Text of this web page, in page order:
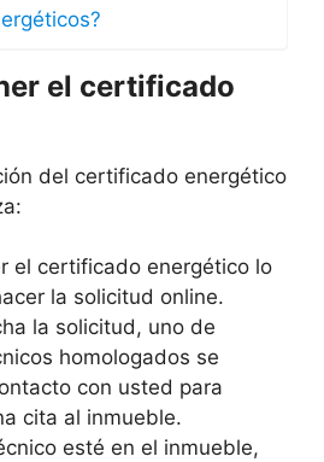
el certificado
del certificado energético
el certificado energético lo
la solicitud online.
la solicitud, uno de
homologados se
con usted para
cita al inmueble.
esté en el inmueble,